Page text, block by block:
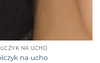
NA UCHO
na ucho